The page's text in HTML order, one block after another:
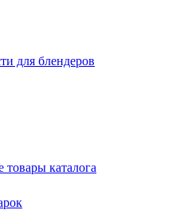
для блендеров
товары каталога